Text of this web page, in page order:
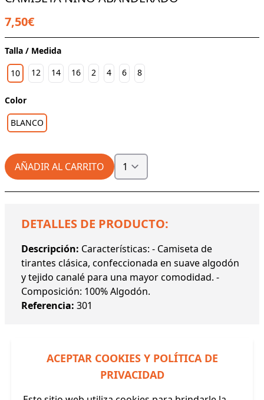
7,50€
Talla / Medida
10
12 14 16 2 4 6 8
Color
BLANCO
AÑADIR AL CARRITO
DETALLES DE PRODUCTO:
Descripción: Características: - Camiseta de
tirantes clásica, confeccionada en suave algodón
y tejido canalé para una mayor comodidad. -
Composición: 100% Algodón.
Referencia: 301
ACEPTAR COOKIES Y POLÍTICA DE
PRIVACIDAD